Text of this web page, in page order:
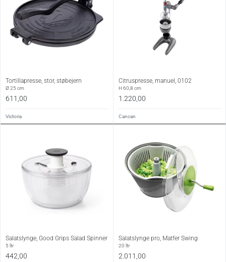
Tortillapresse, stor, støbejern
Ø 25 cm
611,00
Victoria
Citruspresse, manuel, 0102
H 60,8 cm
1.220,00
Cancan
Salatslynge, Good Grips Salad Spinner
5 ltr
442,00
Salatslynge pro, Matfer Swing
20 ltr
2.011,00